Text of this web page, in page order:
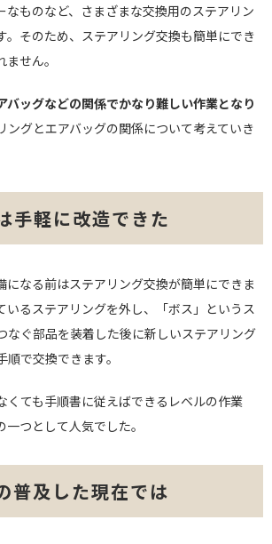
なものなど、さまざまな交換用のステアリン
。そのため、ステアリング交換も簡単にでき
せん。
バッグなどの関係でかなり難しい作業となり
ングとエアバッグの関係について考えていき
手軽に改造できた
になる前はステアリング交換が簡単にできま
いるステアリングを外し、「ボス」というス
なぐ部品を装着した後に新しいステアリング
で交換できます。
くても手順書に従えばできるレベルの作業
つとして人気でした。
普及した現在では